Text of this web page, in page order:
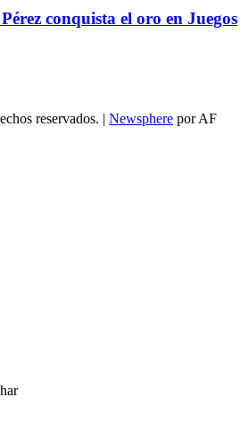
conquista el oro en Juegos
reservados. | Newsphere por AF